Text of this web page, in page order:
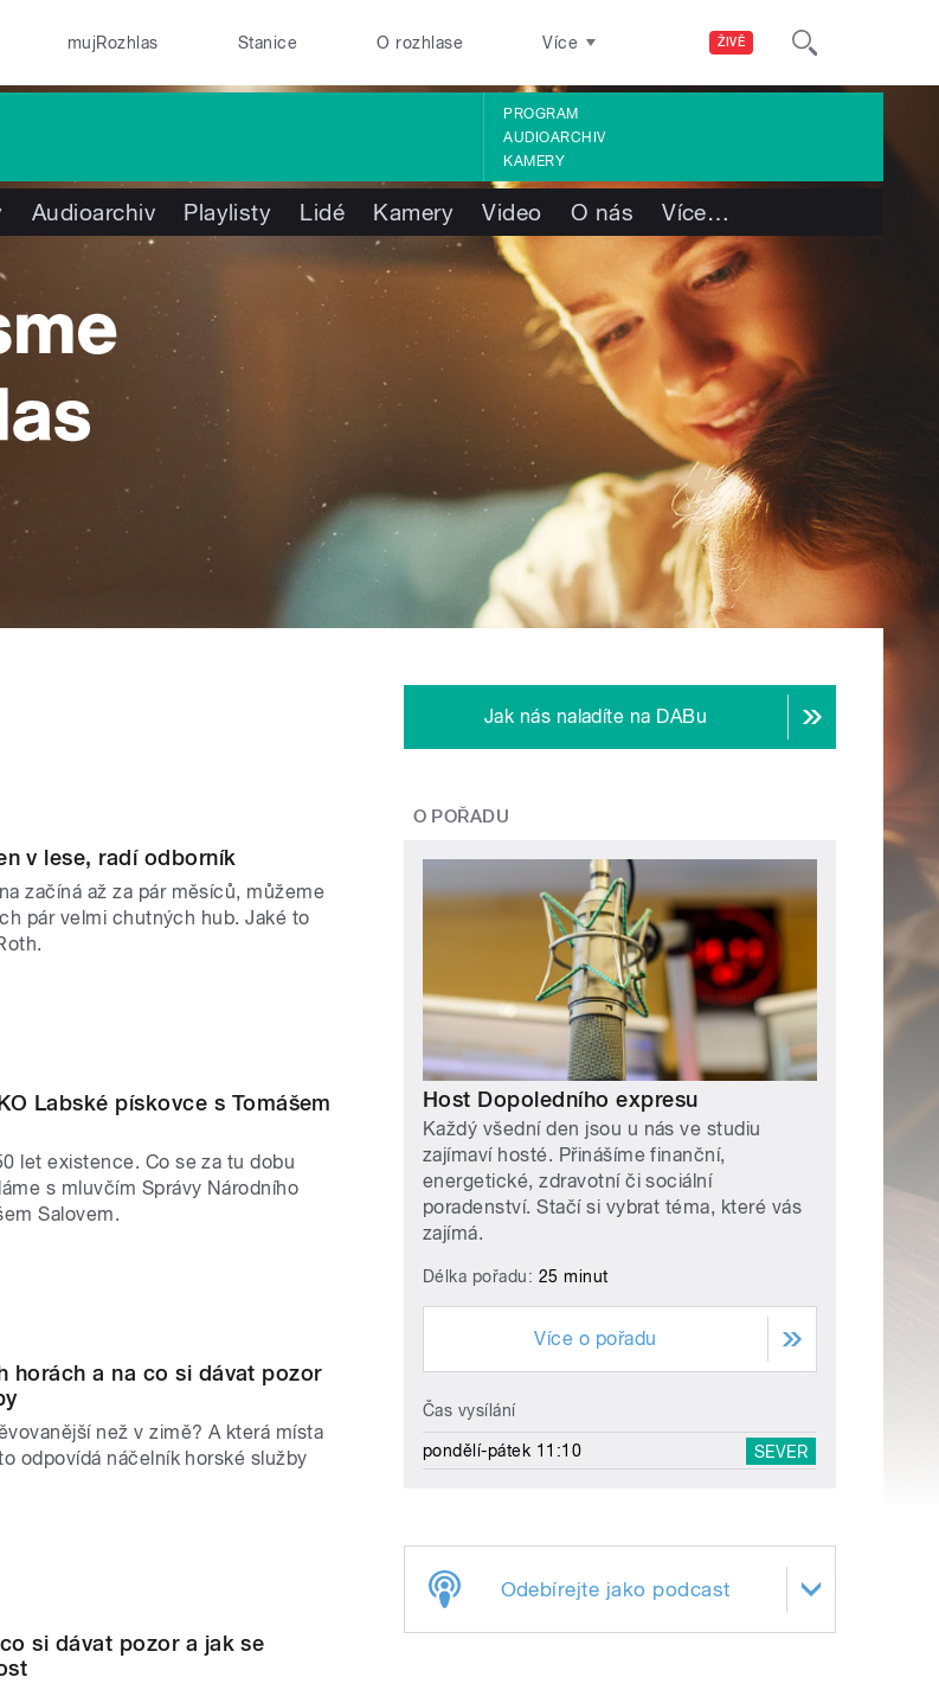
ŽIVĚ
mujRozhlas Stanice O rozhlase Více
PROGRAM
AUDIOARCHIV
KAMERY
Audioarchiv Playlisty Lidé Kamery Video O nás Více…
v lese, radí odborník
začíná až za pár měsíců, můžeme
pár velmi chutných hub. Jaké to
Labské pískovce s Tomášem
let existence. Co se za tu dobu
s mluvčím Správy Národního
Salovem.
horách a na co si dávat pozor
než v zimě? A která místa
odpovídá náčelník horské služby
si dávat pozor a jak se
Jak nás naladíte na DABu
O POŘADU
Host Dopoledního expresu
Každý všední den jsou u nás ve studiu
zajímaví hosté. Přinášíme finanční,
energetické, zdravotní či sociální
poradenství. Stačí si vybrat téma, které vás
zajímá.
Délka pořadu: 25 minut
Více o pořadu
Čas vysílání
pondělí-pátek 11:10 SEVER
Odebírejte jako podcast